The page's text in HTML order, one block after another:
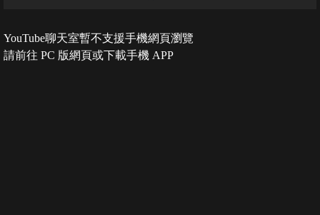
YouTube聊天室暫不支援手機網頁瀏覽
請前往 PC 版網頁或下載手機 APP